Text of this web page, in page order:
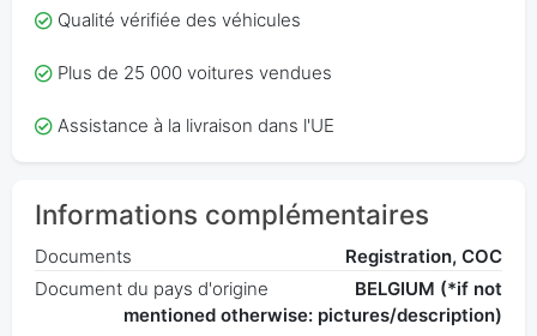
Qualité vérifiée des véhicules
Plus de 25 000 voitures vendues
Assistance à la livraison dans l'UE
Informations complémentaires
Documents
Registration, COC
Document du pays d'origine
BELGIUM (*if not
mentioned otherwise: pictures/description)